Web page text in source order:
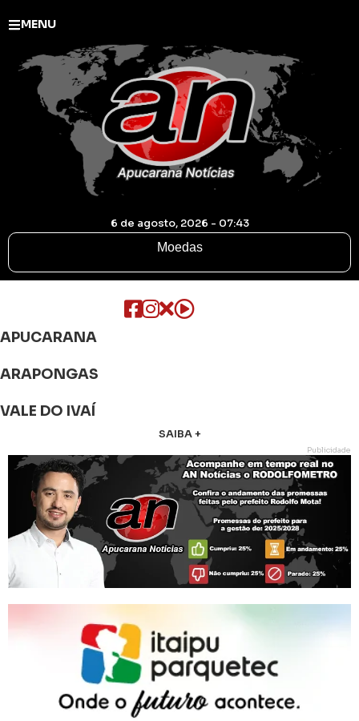
MENU
6 de agosto, 2026 - 07:43
Moedas
APUCARANA
ARAPONGAS
VALE DO IVAÍ
SAIBA +
Publicidade